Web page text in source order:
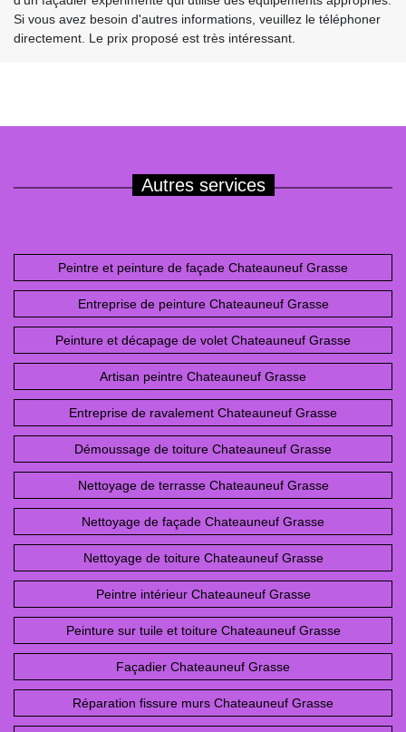
Si vous avez besoin d'autres informations, veuillez le téléphoner
directement. Le prix proposé est très intéressant.
Autres services
Peintre et peinture de façade Chateauneuf Grasse
Entreprise de peinture Chateauneuf Grasse
Peinture et décapage de volet Chateauneuf Grasse
Artisan peintre Chateauneuf Grasse
Entreprise de ravalement Chateauneuf Grasse
Démoussage de toiture Chateauneuf Grasse
Nettoyage de terrasse Chateauneuf Grasse
Nettoyage de façade Chateauneuf Grasse
Nettoyage de toiture Chateauneuf Grasse
Peintre intérieur Chateauneuf Grasse
Peinture sur tuile et toiture Chateauneuf Grasse
Façadier Chateauneuf Grasse
Réparation fissure murs Chateauneuf Grasse